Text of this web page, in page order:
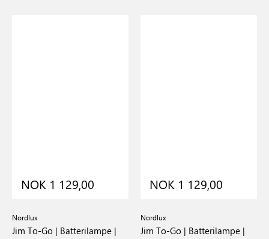
NOK 1 129,00
Nordlux
Jim To-Go | Batterilampe |
NOK 1 129,00
Nordlux
Jim To-Go | Batterilampe |